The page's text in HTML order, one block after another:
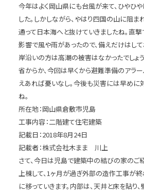
今年はよく岡山県にも台風が来て、ひやひ
した。しかしながら、やはり四国の山に阻ま
通って日本海へと抜けていきましたね。直
影響で風や雨があったので、備えだけはして
岸沿いの方は高潮の被害はなかったでしょ
省からか、今回は早くから避難準備のアラー
えあれば憂いなし。今後も災害には早めに
ね。
所在地：岡山県倉敷市児島
工事内容：二階建て住宅建築
記載日：2018年8月24日
記載者：株式会社木まま 川上
さて、今日は児島で建築中の結びの家のご紹
上棟して、1ヶ月が過ぎ外部の造作工事が
に移っていきます。内部は、天井と床を貼り